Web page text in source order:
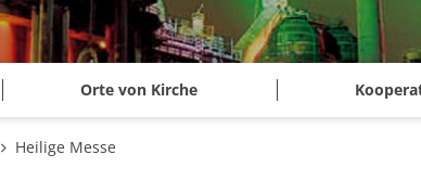
Orte von Kirche
Heilige Messe